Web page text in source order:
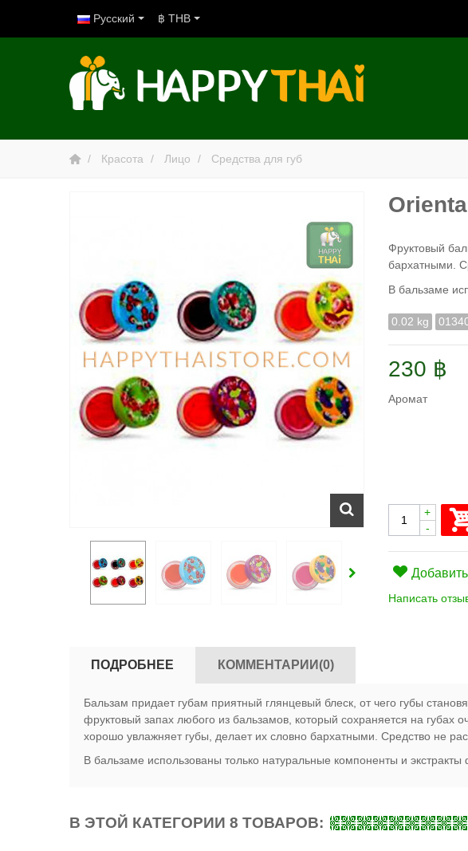
Русский ฿ THB
Красота Лицо Средства для губ
Фруктовый
бархатными.
В бальзаме
0.02 kg
230 ฿
Аромат
-
+
Написать
ПОДРОБНЕЕ КОММЕНТАРИИ(0)
Бальзам придает губам приятный глянцевый блеск, от чего губы
фруктовый запах любого из бальзамов, который сохраняется на губах
хорошо увлажняет губы, делает их словно бархатными. Средство не
В бальзаме использованы только натуральные компоненты и экстракты
В ЭТОЙ КАТЕГОРИИ 8 ТОВАРОВ: